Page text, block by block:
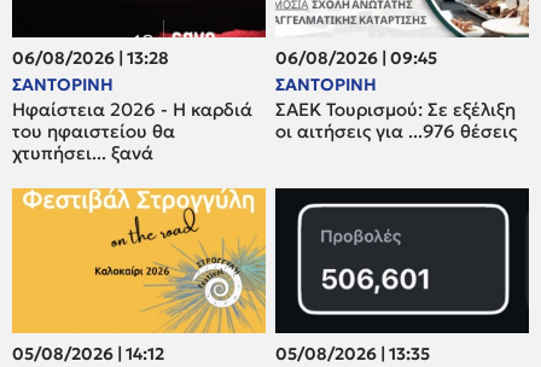
06/08/2026 | 13:28
ΣΑΝΤΟΡΙΝΗ
Ηφαίστεια 2026 - Η καρδιά
του ηφαιστείου θα
χτυπήσει... ξανά
06/08/2026 | 09:45
ΣΑΝΤΟΡΙΝΗ
ΣΑΕΚ Τουρισμού: Σε εξέλιξη
οι αιτήσεις για ...976 θέσεις
05/08/2026 | 14:12
05/08/2026 | 13:35